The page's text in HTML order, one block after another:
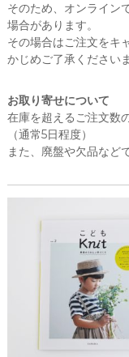
そのため、オンライン
場合があります。
その場合はご注文をキ
かじめご了承くださいま
お取り寄せについて
在庫を超えるご注文数
（通常5日程度）
また、廃盤や欠品など